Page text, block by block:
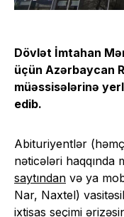
Dövlət İmtahan
üçün Azərbaycan
müəssisələrinə
edib.
Abituriyentlər
nəticələri haqqında
saytından və ya
Nar, Naxtel)
ixtisas seçimi